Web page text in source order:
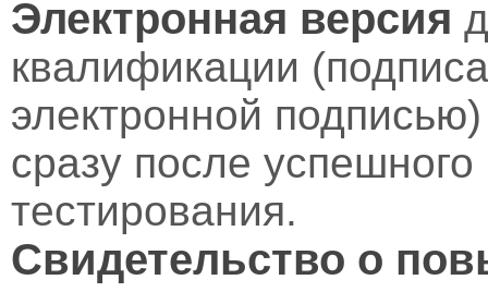
Электронная версия
квалификации
электронной
сразу после
тестирования.
Свидетельство о